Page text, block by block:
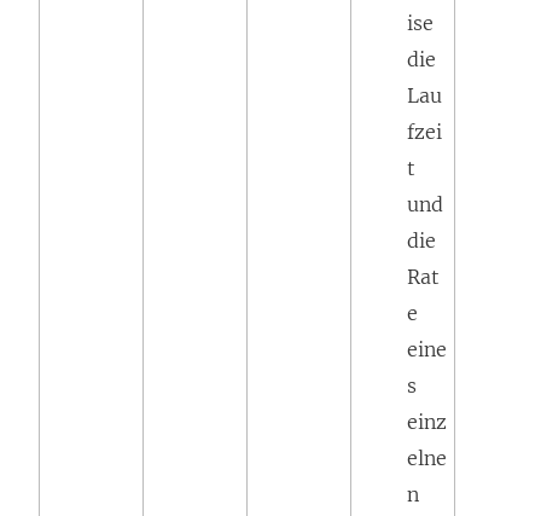
ise
die
Lau
fzei
t
und
die
Rat
e
eine
s
einz
elne
n